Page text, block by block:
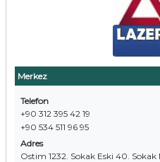
Merkez
Telefon
+90 312 395 42 19
+90 534 511 96 95
Adres
Ostim 1232. Sokak Eski 40.